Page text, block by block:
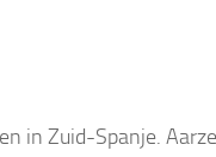
in Zuid-Spanje.